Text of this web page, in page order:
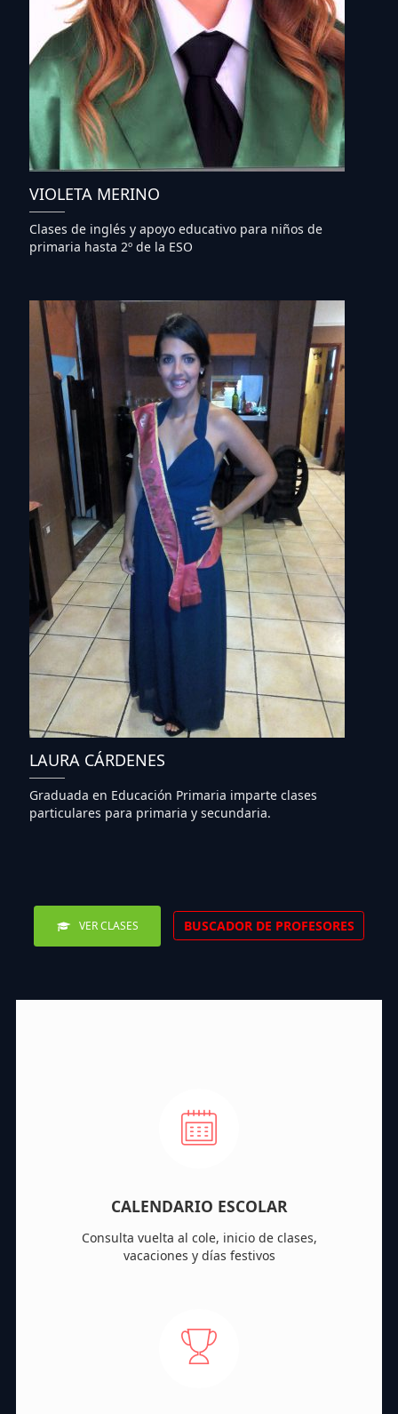
VIOLETA MERINO
Clases de inglés y apoyo educativo para niños de
primaria hasta 2º de la ESO
LAURA CÁRDENES
Graduada en Educación Primaria imparte clases
particulares para primaria y secundaria.
VER CLASES BUSCADOR DE PROFESORES
CALENDARIO ESCOLAR
Consulta vuelta al cole, inicio de clases,
vacaciones y días festivos